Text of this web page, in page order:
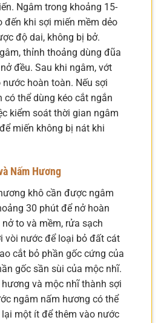
Ngâm trong khoảng 15-
đến khi sợi miến mềm dẻo
độ dai, không bị bở.
thỉnh thoảng dùng đũa
đều. Sau khi ngâm, vớt
nước hoàn toàn. Nếu sợi
có thể dùng kéo cắt ngắn
kiểm soát thời gian ngâm
miến không bị nát khi
Nấm Hương
khô cần được ngâm
30 phút để nở hoàn
to và mềm, rửa sạch
vòi nước để loại bỏ đất cát
cắt bỏ phần gốc cứng của
gốc sần sùi của mộc nhĩ.
và mộc nhĩ thành sợi
ngâm nấm hương có thể
lại một ít để thêm vào nước